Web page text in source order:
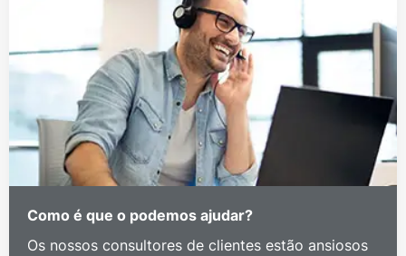
Como é que o podemos ajudar?
Os nossos consultores de clientes estão ansiosos